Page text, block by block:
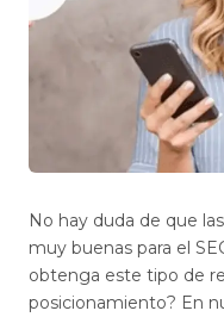
No hay duda de que
muy buenas para el
obtenga este tipo de
posicionamiento? En